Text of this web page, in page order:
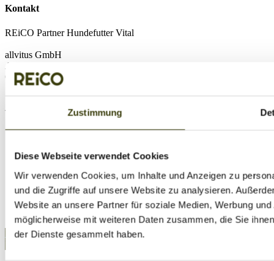
Zustimmung
Diese Webseite verwendet Cookies
Wir verwenden Cookies, um Inhalte und Anzeigen zu
und die Zugriffe auf unsere Website zu analysieren.
Website an unsere Partner für soziale Medien, Werbung
möglicherweise mit weiteren Daten zusammen, die Sie
der Dienste gesammelt haben.
Kontakt
REiCO Partner Hundefutter Vital
allvitus GmbH
Am Kaspersberg 35
63654 Büdingen
wichtige Links
Reico Vertriebspartner werden
Reico Hundefutter Test
Fütterungs-Guide
Neukundenbestellung
Impressum|Datenschutz| Copyright © 2026 | Offizieller REiCO